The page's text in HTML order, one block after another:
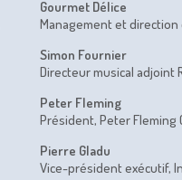
Gourmet Délice
Management et
Simon Fournier
Directeur musical adjoint
Peter Fleming
Président, Peter Fleming
Pierre Gladu
Vice-président exécutif,